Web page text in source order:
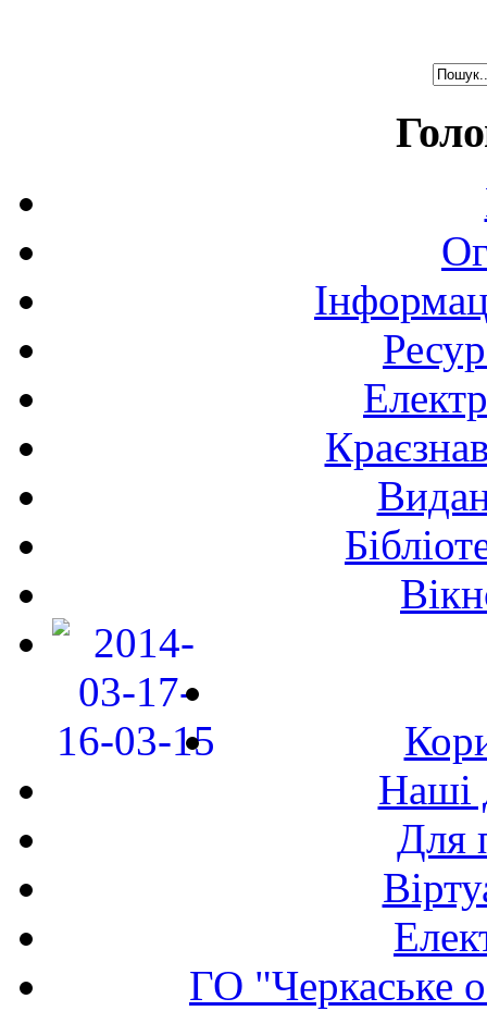
Наші
Для
ГО "Черкаське